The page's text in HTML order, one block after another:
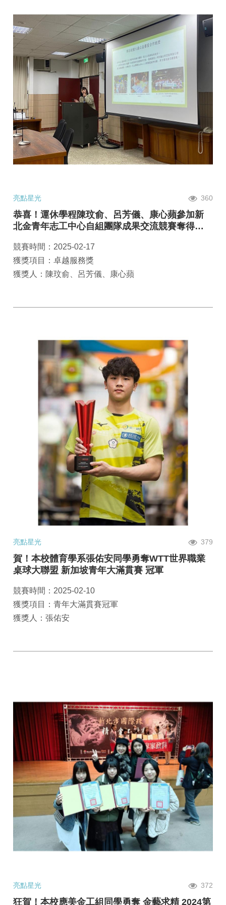
亮點星光 360
恭喜！運休學程陳玟俞、呂芳儀、康心蘋參加新
北金青年志工中心自組團隊成果交流競賽奪得卓
競賽時間：2025-02-17
獲獎項目：卓越服務獎
獲獎人：陳玟俞、呂芳儀、康心蘋
亮點星光 379
賀！本校體育學系張佑安同學勇奪WTT世界職業
桌球大聯盟 新加坡青年大滿貫賽 冠軍
競賽時間：2025-02-10
獲獎項目：青年大滿貫賽冠軍
獲獎人：張佑安
亮點星光 372
狂賀！本校應美金工組同學勇奪 金藝求精 2024第